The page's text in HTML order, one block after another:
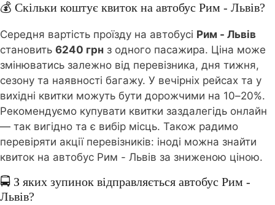
💰 Скільки коштує квиток на автобус Рим - Львів?
Середня вартість проїзду на автобусі Рим - Львів
становить 6240 грн з одного пасажира. Ціна може
змінюватись залежно від перевізника, дня тижня,
сезону та наявності багажу. У вечірніх рейсах та у
вихідні квитки можуть бути дорожчими на 10–20%.
Рекомендуємо купувати квитки заздалегідь онлайн
— так вигідно та є вибір місць. Також радимо
перевіряти акції перевізників: іноді можна знайти
квиток на автобус Рим - Львів за зниженою ціною.
🚍 З яких зупинок відправляється автобус Рим -
Львів?